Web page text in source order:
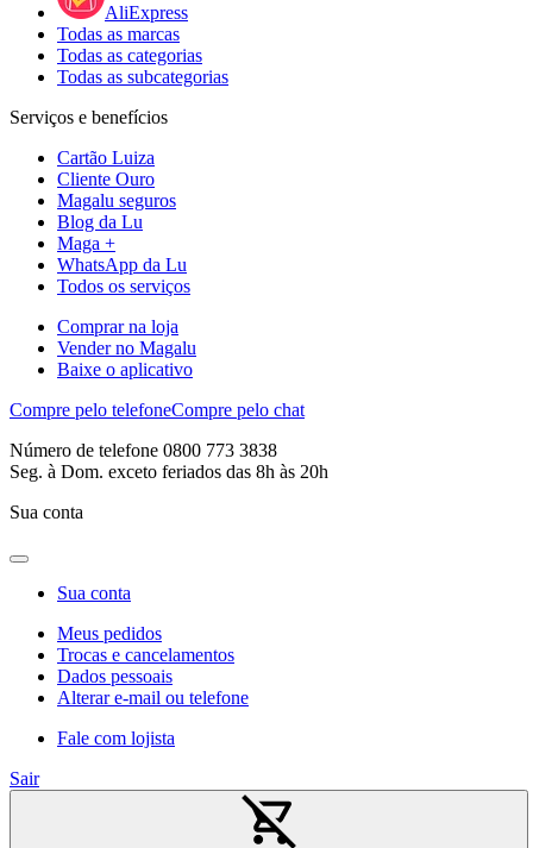
AliExpress
Todas as marcas
Todas as categorias
Todas as subcategorias
Serviços e benefícios
Cartão Luiza
Cliente Ouro
Magalu seguros
Blog da Lu
Maga +
WhatsApp da Lu
Todos os serviços
Comprar na loja
Vender no Magalu
Baixe o aplicativo
Compre pelo telefoneCompre pelo chat
Número de telefone 0800 773 3838
Seg. à Dom. exceto feriados das 8h às 20h
Sua conta
Sua conta
Meus pedidos
Trocas e cancelamentos
Dados pessoais
Alterar e-mail ou telefone
Fale com lojista
Sair